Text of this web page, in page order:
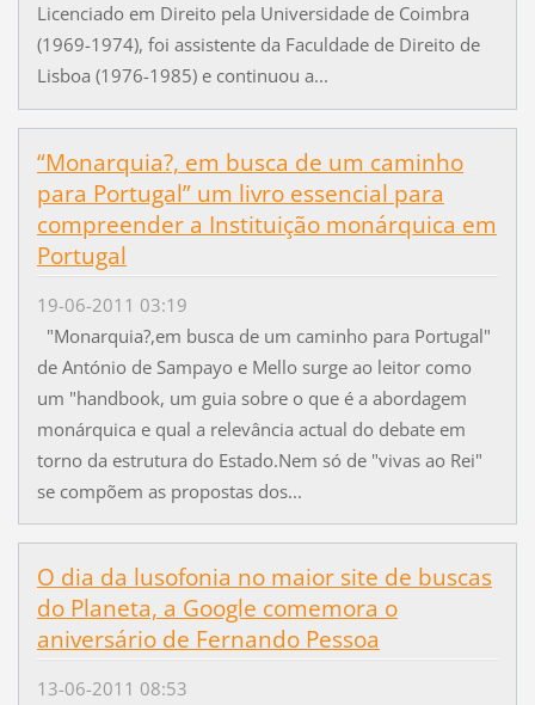
Licenciado em Direito pela Universidade de Coimbra
(1969-1974), foi assistente da Faculdade de Direito de
Lisboa (1976-1985) e continuou a...
“Monarquia?, em busca de um caminho
para Portugal” um livro essencial para
compreender a Instituição monárquica em
Portugal
19-06-2011 03:19
"Monarquia?,em busca de um caminho para Portugal"
de António de Sampayo e Mello surge ao leitor como
um "handbook, um guia sobre o que é a abordagem
monárquica e qual a relevância actual do debate em
torno da estrutura do Estado.Nem só de "vivas ao Rei"
se compõem as propostas dos...
O dia da lusofonia no maior site de buscas
do Planeta, a Google comemora o
aniversário de Fernando Pessoa
13-06-2011 08:53